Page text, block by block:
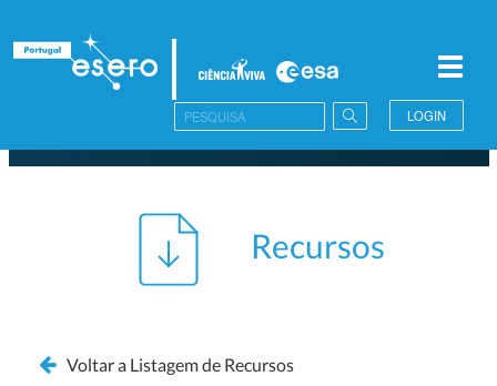
LOGIN
Recursos
Voltar a Listagem de Recursos